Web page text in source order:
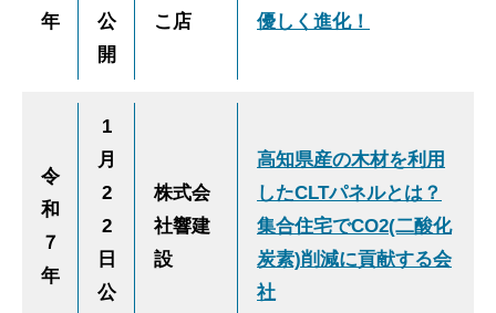
年
公
開
こ店
優しく進化！
令
和
７
年
1
月
2
2
日
公
株式会
社響建
設
高知県産の木材を利用
したCLTパネルとは？
集合住宅でCO2(二酸化
炭素)削減に貢献する会
社